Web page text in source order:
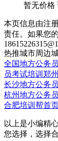
暂无价格
本页信息由注
责任。如果您
热推城市周边
全国地方公务
员考试培训 郑
长沙地方公务
杭州地方公务
合肥培训帮首
以上是小编精
您选择，选择